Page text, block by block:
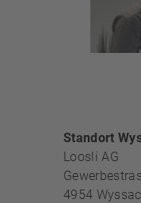
Standort
Loosli AG
4954